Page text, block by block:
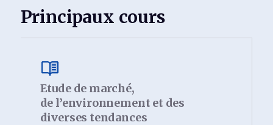
Principaux cours
Etude de marché,
de l’environnement et des
diverses tendances